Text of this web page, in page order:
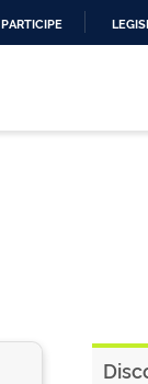
PARTICIPE